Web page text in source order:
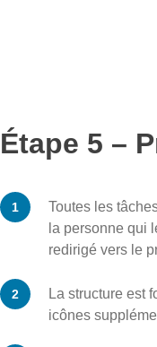
Étape 5 –
Toutes les
la personne qui
redirigé vers le
La structure est
icônes